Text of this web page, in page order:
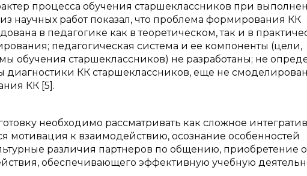
процесса обучения старшеклассников при
научных работ показал, что проблема формирования КК
в педагогике как в теоретическом, так и в
педагогическая система и ее компоненты (цели,
обучения старшеклассников) не разработаны; не
диагностики КК старшеклассников, еще не
КК [5].
необходимо рассматривать как сложное
мотивация к взаимодействию, осознание особенностей
различия партнеров по общению, приобретение
обеспечивающего эффективную учебную